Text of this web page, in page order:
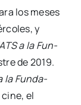
los meses
y
a la Fun­
de 2019.
la Fun­da­
el